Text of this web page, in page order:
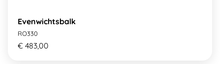
Evenwichtsbalk
RO330
€ 483,00